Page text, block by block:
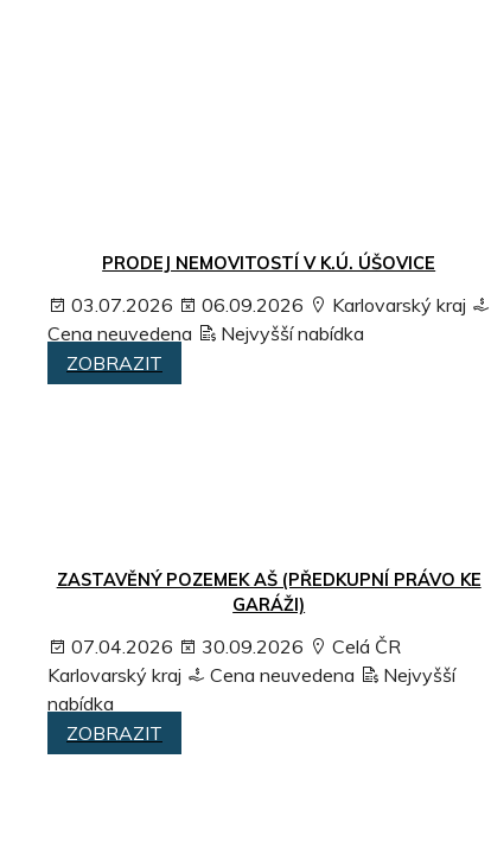
PRODEJ NEMOVITOSTÍ V K.Ú. ÚŠOVICE
03.07.2026 06.09.2026
Karlovarský kraj
Cena neuvedena
Nejvyšší nabídka
ZOBRAZIT
ZASTAVĚNÝ POZEMEK AŠ (PŘEDKUPNÍ PRÁVO KE
GARÁŽI)
07.04.2026 30.09.2026
Celá ČR
Karlovarský kraj
Cena neuvedena
Nejvyšší
nabídka
ZOBRAZIT